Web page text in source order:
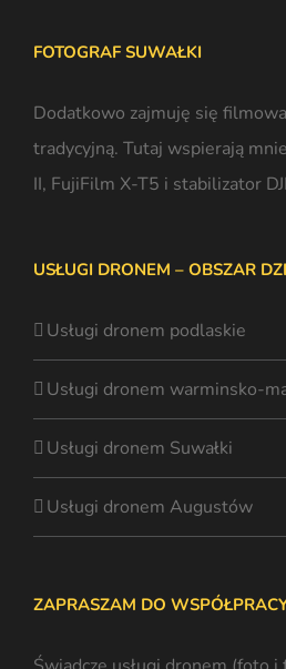
FOTOGRAF SUWAŁKI
Dodatkowo zajmuję się
tradycyjną. Tutaj wspierają
II, FujiFilm X-T5 i stabilizator
USŁUGI DRONEM – OBSZAR
Usługi dronem podlaskie
Usługi dronem warminsko-
Usługi dronem Suwałki
Usługi dronem Augustów
ZAPRASZAM DO